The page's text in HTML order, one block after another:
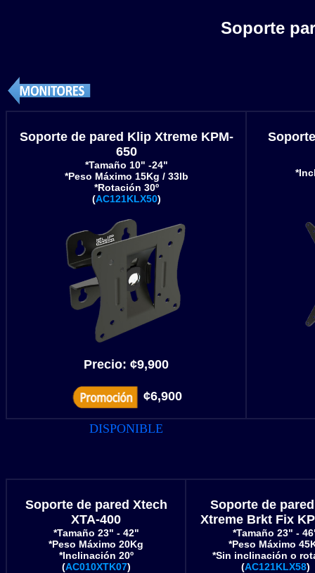
Soporte
Soporte de pared Klip Xtreme KPM-
650
*Tamaño 10" -24"
*Peso Máximo 15Kg / 33lb
*Rotación 30º
(AC121KLX50)
Precio: ¢9,900
¢6,900
DISPONIBLE
Soporte de pared Xtech
XTA-400
*Tamaño 23" - 42"
*Peso Máximo 20Kg
*Inclinación 20º
(AC010XTK07)
Soporte de
Xtreme Brkt Fix
*Tamaño 23" -
*Peso Máximo
*Sin inclinación o
(AC121KLX58)